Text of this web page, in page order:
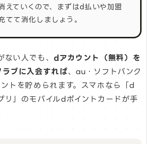
えていくので、まずはd払いや加盟
てて消化しましょう。
ない人でも、 dアカウント（無料）を
ブに入会すれば、au・ソフトバンク
トを貯められます。スマホなら「d
リ」のモバイルdポイントカードが手